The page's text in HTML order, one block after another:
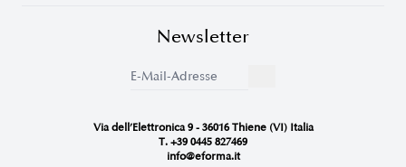
Newsletter
Via dell’Elettronica 9 - 36016 Thiene (VI) Italia
T. +39 0445 827469
info@eforma.it